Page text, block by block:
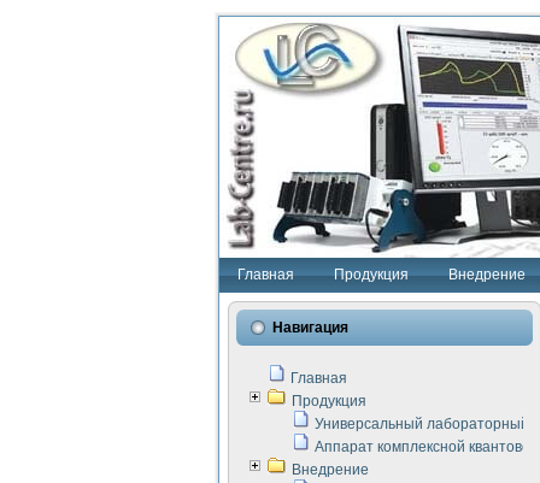
Главная Продукция Внедрение
Навигация
Главная
Продукция
Универсальный лабораторный
Аппарат комплексной
Внедрение